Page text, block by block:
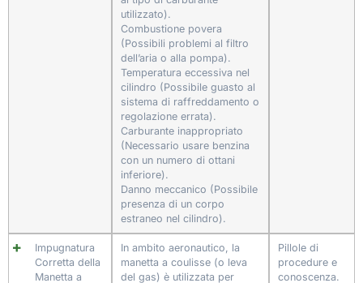
utilizzato).
Combustione povera
(Possibili problemi al filtro
dell’aria o alla pompa).
Temperatura eccessiva nel
cilindro (Possibile guasto al
sistema di raffreddamento o
regolazione errata).
Carburante inappropriato
(Necessario usare benzina
con un numero di ottani
inferiore).
Danno meccanico (Possibile
presenza di un corpo
estraneo nel cilindro).
Impugnatura
Corretta della
Manetta a
In ambito aeronautico, la
manetta a coulisse (o leva
del gas) è utilizzata per
Pillole di
procedure e
conoscenza.